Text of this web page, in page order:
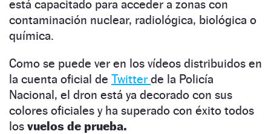
está capacitado para acceder a zonas con
contaminación nuclear, radiológica, biológica o
química.
Como se puede ver en los vídeos distribuidos en
la cuenta oficial de Twitter de la Policía
Nacional, el dron está ya decorado con sus
colores oficiales y ha superado con éxito todos
los vuelos de prueba.